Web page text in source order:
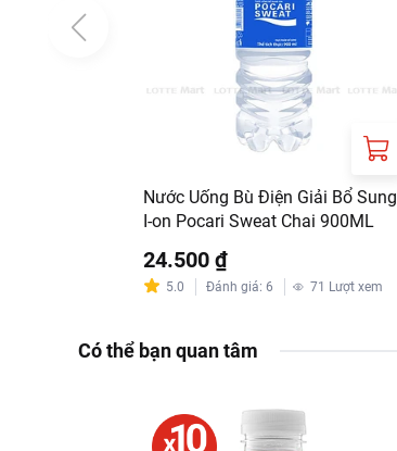
Nước Uống Bù Điện Giải Bổ Sung
I-on Pocari Sweat Chai 900ML
24.500 ₫
5.0 Đánh giá: 6 71 Lượt xem
Có thể bạn quan tâm